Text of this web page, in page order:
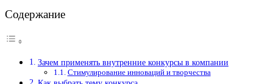
Содержание
Зачем применять внутренние конкурсы в компании
Стимулирование инноваций и творчества